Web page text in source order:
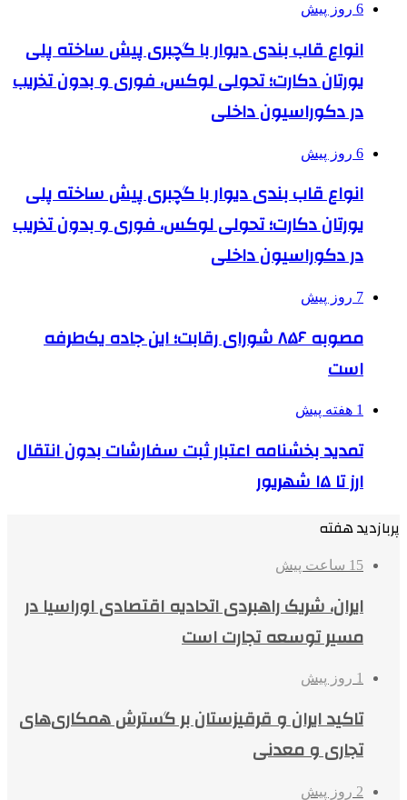
6 روز پیش
انواع قاب بندی دیوار با گچبری پیش ساخته پلی
یورتان دکارت؛ تحولی لوکس، فوری و بدون تخریب
در دکوراسیون داخلی
6 روز پیش
انواع قاب بندی دیوار با گچبری پیش ساخته پلی
یورتان دکارت؛ تحولی لوکس، فوری و بدون تخریب
در دکوراسیون داخلی
7 روز پیش
مصوبه ۸۵۶ شورای رقابت؛ این جاده یک‌طرفه
است
1 هفته پیش
تمدید بخشنامه اعتبار ثبت سفارشات بدون انتقال
ارز تا ۱۵ شهریور
پربازدید هفته
15 ساعت پیش
ایران، شریک راهبردی اتحادیه اقتصادی اوراسیا در
مسیر توسعه تجارت است
1 روز پیش
تاکید ایران و قرقیزستان بر گسترش همکاری‌های
تجاری و معدنی
2 روز پیش